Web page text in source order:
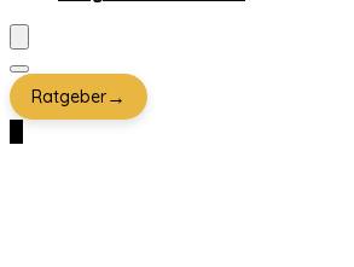
Ratgeber→